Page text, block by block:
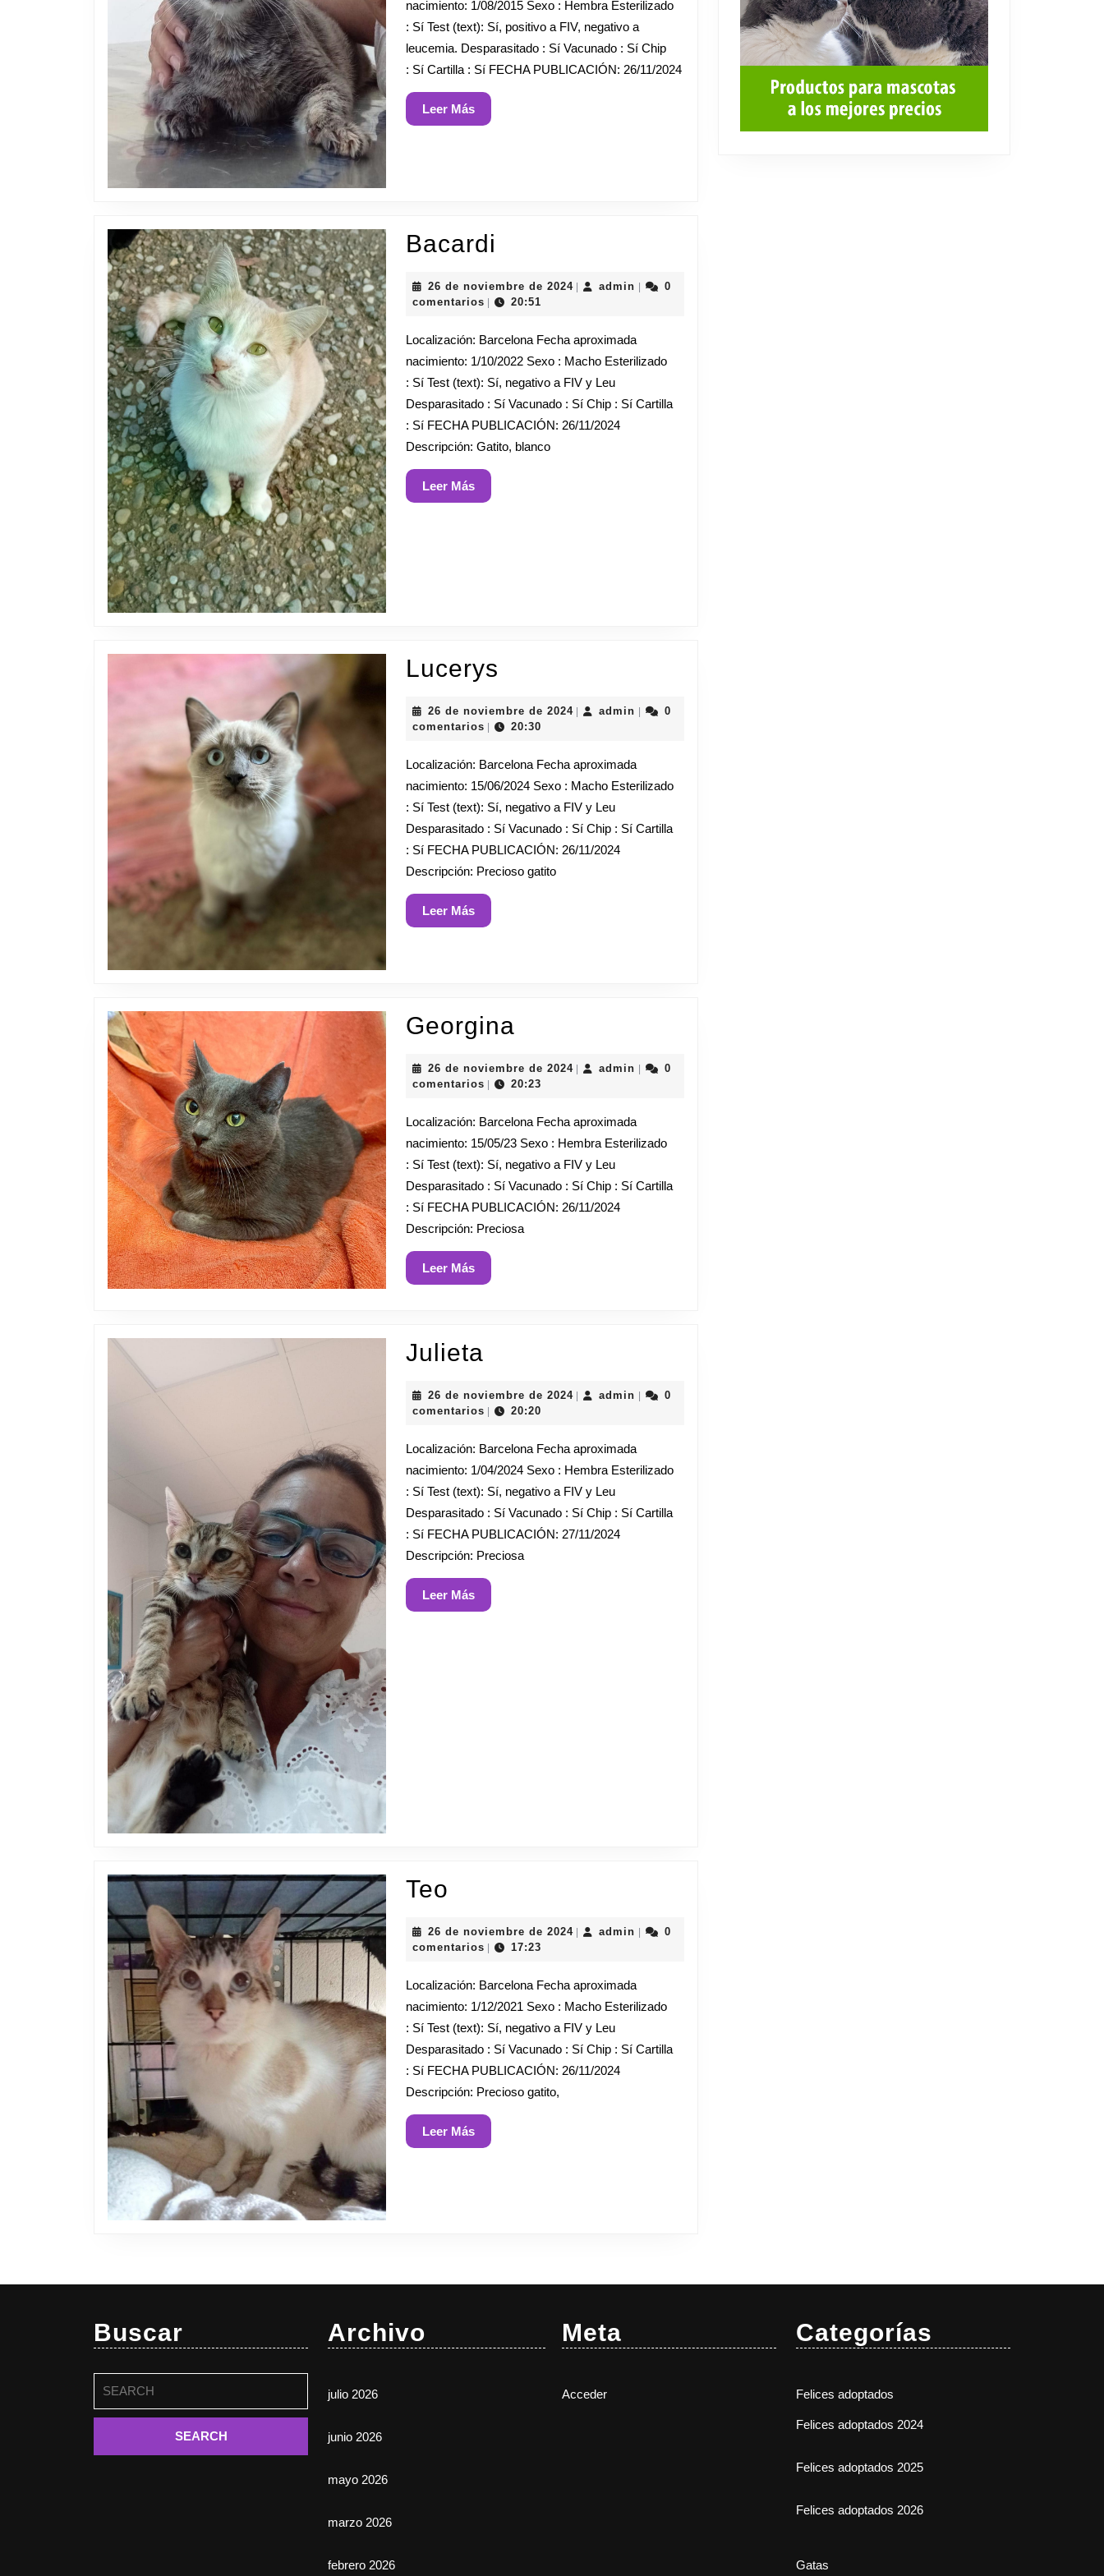
nacimiento: 1/08/2015 Sexo : Hembra Esterilizado
: Sí Test (text): Sí, positivo a FIV, negativo a
leucemia. Desparasitado : Sí Vacunado : Sí Chip
: Sí Cartilla : Sí FECHA PUBLICACIÓN: 26/11/2024
Leer MásLeer
Más
Bacardi
26 de noviembre de 202426
2024
| admin admin
|
0
comentarios | 20:51
Localización: Barcelona Fecha aproximada
nacimiento: 1/10/2022 Sexo : Macho Esterilizado
: Sí Test (text): Sí, negativo a FIV y Leu
Desparasitado : Sí Vacunado : Sí Chip : Sí Cartilla
: Sí FECHA PUBLICACIÓN: 26/11/2024
Descripción: Gatito, blanco
Leer MásLeer
Más
Lucerys
26 de noviembre de 202426
2024
| admin admin
|
0
comentarios | 20:30
Localización: Barcelona Fecha aproximada
nacimiento: 15/06/2024 Sexo : Macho Esterilizado
: Sí Test (text): Sí, negativo a FIV y Leu
Desparasitado : Sí Vacunado : Sí Chip : Sí Cartilla
: Sí FECHA PUBLICACIÓN: 26/11/2024
Descripción: Precioso gatito
Leer MásLeer
Más
Georgina
26 de noviembre de 202426
2024
admin admin
0
comentarios
20:23
Localización: Barcelona Fecha aproximada
nacimiento: 15/05/23 Sexo : Hembra Esterilizado
: Sí Test (text): Sí, negativo a FIV y Leu
Desparasitado : Sí Vacunado : Sí Chip : Sí Cartilla
: Sí FECHA PUBLICACIÓN: 26/11/2024
Descripción: Preciosa
Leer MásLeer
Más
Julieta
26 de noviembre de 202426
2024
admin admin
0
comentarios
20:20
Localización: Barcelona Fecha aproximada
nacimiento: 1/04/2024 Sexo : Hembra Esterilizado
: Sí Test (text): Sí, negativo a FIV y Leu
Desparasitado : Sí Vacunado : Sí Chip : Sí Cartilla
: Sí FECHA PUBLICACIÓN: 27/11/2024
Descripción: Preciosa
Leer MásLeer
Más
Teo
26 de noviembre de 202426
2024
admin admin
0
comentarios
17:23
Localización: Barcelona Fecha aproximada
nacimiento: 1/12/2021 Sexo : Macho Esterilizado
: Sí Test (text): Sí, negativo a FIV y Leu
Desparasitado : Sí Vacunado : Sí Chip : Sí Cartilla
: Sí FECHA PUBLICACIÓN: 26/11/2024
Descripción: Precioso gatito,
Leer MásLeer
Más
Buscar Archivo
julio 2026
junio 2026
mayo 2026
marzo 2026
febrero 2026
Meta
Acceder
Categorías
Felices adoptados
Felices adoptados 2024
Felices adoptados 2025
Felices adoptados 2026
Gatas